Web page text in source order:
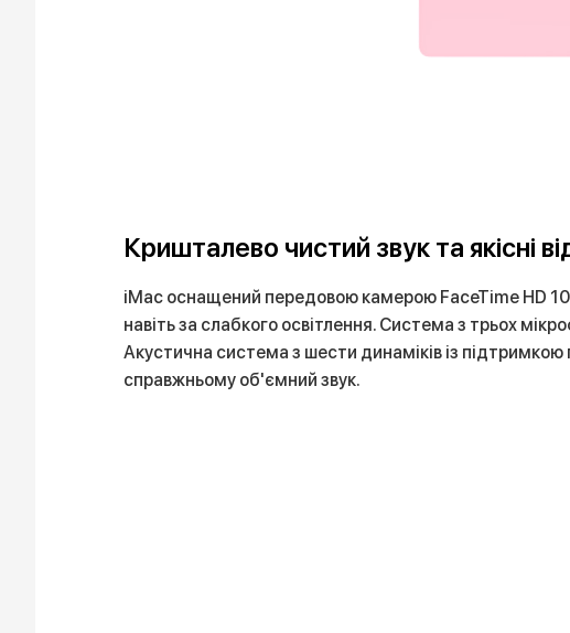
Кришталево чистий звук та якісні
iMac оснащений передовою камерою FaceTime HD
навіть за слабкого освітлення. Система з трьох
Акустична система з шести динаміків із
справжньому об'ємний звук.